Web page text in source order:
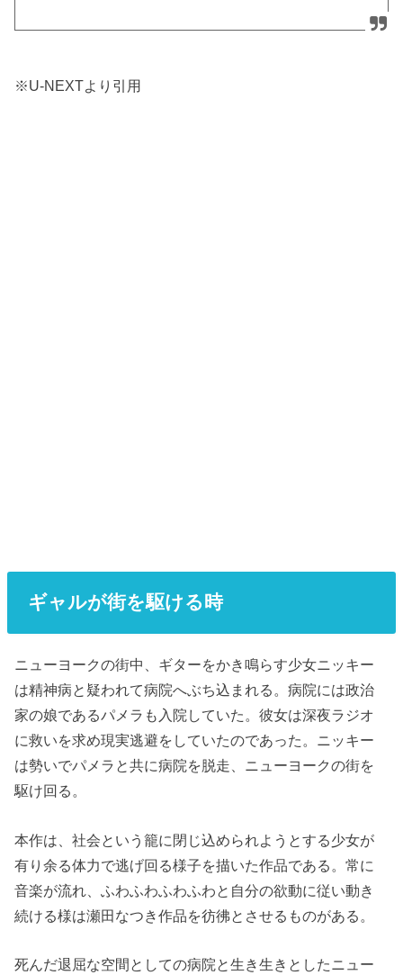
※U-NEXTより引用
ギャルが街を駆ける時
ニューヨークの街中、ギターをかき鳴らす少女ニッキー
は精神病と疑われて病院へぶち込まれる。病院には政治
家の娘であるパメラも入院していた。彼女は深夜ラジオ
に救いを求め現実逃避をしていたのであった。ニッキー
は勢いでパメラと共に病院を脱走、ニューヨークの街を
駆け回る。
本作は、社会という籠に閉じ込められようとする少女が
有り余る体力で逃げ回る様子を描いた作品である。常に
音楽が流れ、ふわふわふわふわと自分の欲動に従い動き
続ける様は瀬田なつき作品を彷彿とさせるものがある。
死んだ退屈な空間としての病院と生き生きとしたニュー